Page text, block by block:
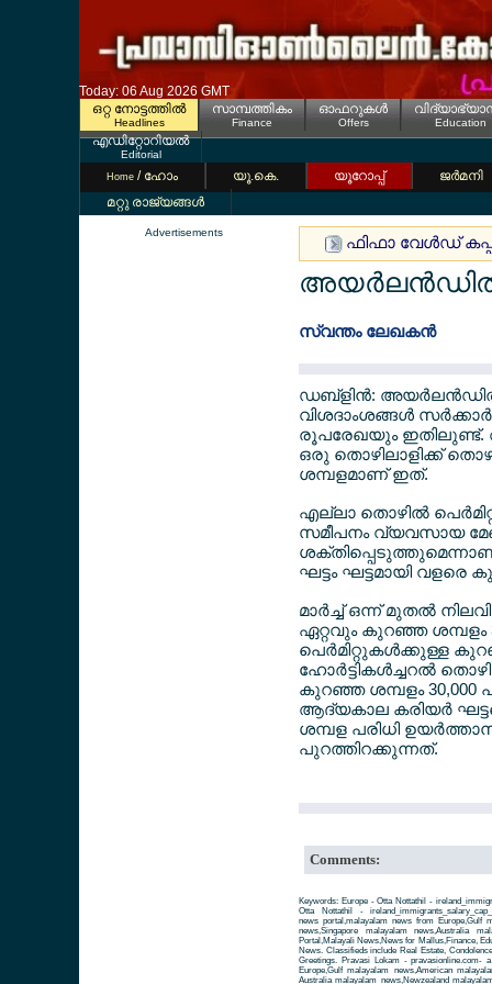
Today: 06 Aug 2026 GMT
ഒറ്റ നോട്ടത്തില്‍
Headlines
സാമ്പത്തികം
Finance
ഓഫറുകള്‍
Offers Education
എഡിറ്റോറിയല്‍
Editorial
Home / ഹോം യൂ.കെ. യൂറോപ്പ് ജര്‍മനി
മറ്റു രാജ്യങ്ങള്‍
Advertisements
ഫിഫാ വേള്‍ഡ്
അയര്‍ലന്‍ഡില്‍
സ്വന്തം ലേഖകന്‍
ഡബ്ളിന്‍: അയര്‍ലന്‍ഡില്‍
വിശദാംശങ്ങള്‍
രൂപരേഖയും ഇതിലുണ്ട്.
ഒരു തൊഴിലാളിക്ക്
ശമ്പളമാണ് ഇത്.
എല്ലാ തൊഴില്‍
സമീപനം വ്യവസായ
ഘട്ടം ഘട്ടമായി വളരെ
മാര്‍ച്ച് ഒന്ന് മുതല്‍
ഏറ്റവും കുറഞ്ഞ ശമ്പളം
പെര്‍മിറ്റുകള്‍ക്കുള്ള
ഹോര്‍ട്ടികള്‍ച്ചറല്‍
കുറഞ്ഞ ശമ്പളം 30,000
ആദ്യകാല കരിയര്‍
ശമ്പള പരിധി
പുറത്തിറക്കുന്നത്.
Comments:
Keywords: Europe - Otta Nottathil -
Otta Nottathil -
news portal,malayalam news from Europe,Gulf
news,Singapore malayalam news,Australia
Portal,Malayali News,News for Mallus,Finance,
News. Classifieds include Real Estate,
Greetings. Pravasi Lokam - pravasionline.com-
Europe,Gulf malayalam news,American
Australia malayalam news,Newzealand